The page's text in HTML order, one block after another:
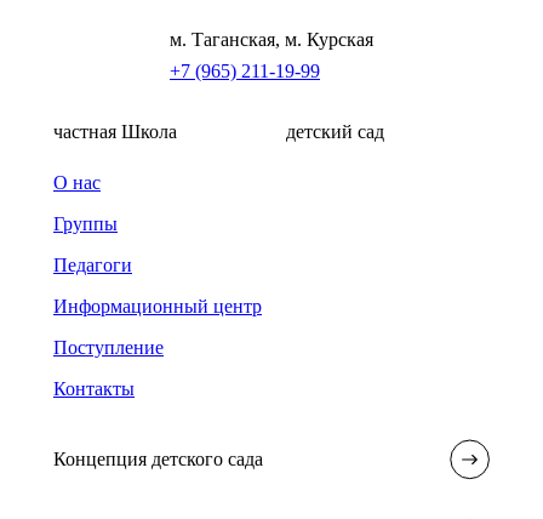
м. Таганская, м. Курская
+7 (965) 211-19-99
частная Школа детский сад
О нас
Группы
Педагоги
Информационный центр
Поступление
Контакты
Концепция детского сада